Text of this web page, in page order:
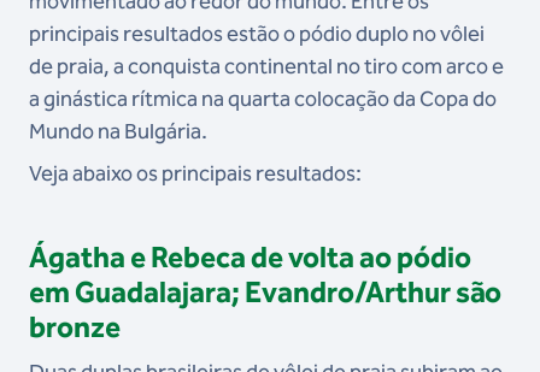
principais resultados estão o pódio duplo no vôlei
de praia, a conquista continental no tiro com arco e
a ginástica rítmica na quarta colocação da Copa do
Mundo na Bulgária.
Veja abaixo os principais resultados:
Ágatha e Rebeca de volta ao pódio
em Guadalajara; Evandro/Arthur são
bronze